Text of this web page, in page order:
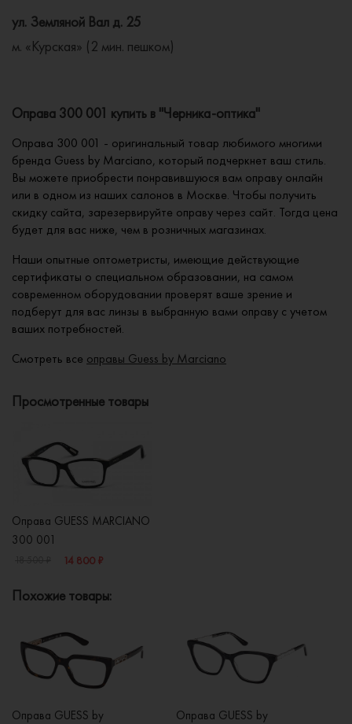
ул. Земляной Вал д. 25
м. «Курская» (2 мин. пешком)
Оправа 300 001 купить в "Черника-оптика"
Оправа 300 001 - оригинальный товар любимого многими
бренда Guess by Marciano, который подчеркнет ваш стиль.
Вы можете приобрести понравившуюся вам оправу онлайн
или в одном из наших салонов в Москве. Чтобы получить
скидку сайта, зарезервируйте оправу через сайт. Тогда цена
будет для вас ниже, чем в розничных магазинах.
Наши опытные оптометристы, имеющие действующие
сертификаты о специальном образовании, на самом
современном оборудовании проверят ваше зрение и
подберут для вас линзы в выбранную вами оправу с учетом
ваших потребностей.
Смотреть все оправы Guess by Marciano
Просмотренные товары
Оправа GUESS MARCIANO
300 001
14 800 ₽
Похожие товары:
Оправа GUESS by
Оправа GUESS by